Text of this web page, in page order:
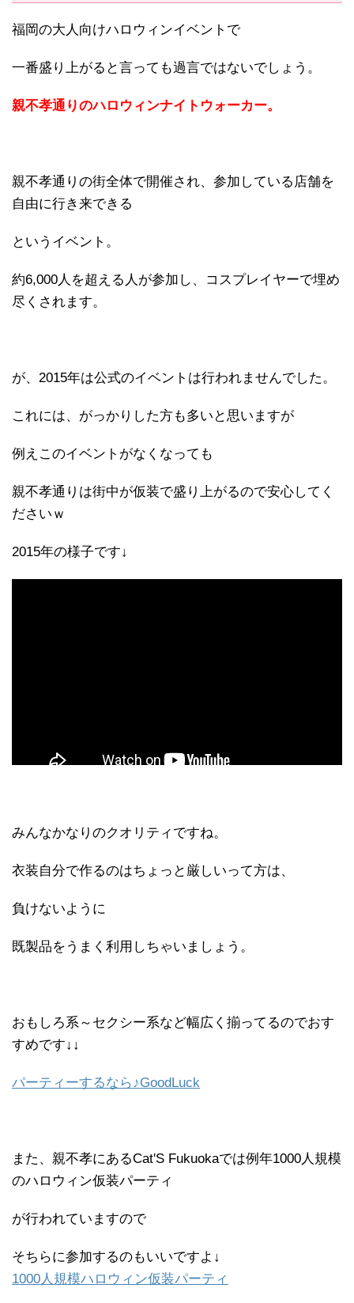
福岡の大人向けハロウィンイベントで
一番盛り上がると言っても過言ではないでしょう。
親不孝通りのハロウィンナイトウォーカー。
親不孝通りの街全体で開催され、参加している店舗を
自由に行き来できる
というイベント。
約6,000人を超える人が参加し、コスプレイヤーで埋め
尽くされます。
が、2015年は公式のイベントは行われませんでした。
これには、がっかりした方も多いと思いますが
例えこのイベントがなくなっても
親不孝通りは街中が仮装で盛り上がるので安心してく
ださいｗ
2015年の様子です↓
みんなかなりのクオリティですね。
衣装自分で作るのはちょっと厳しいって方は、
負けないように
既製品をうまく利用しちゃいましょう。
おもしろ系～セクシー系など幅広く揃ってるのでおす
すめです↓↓
パーティーするなら♪GoodLuck
また、親不孝にあるCat'S Fukuokaでは例年1000人規模
のハロウィン仮装パーティ
が行われていますので
そちらに参加するのもいいですよ↓
1000人規模ハロウィン仮装パーティ